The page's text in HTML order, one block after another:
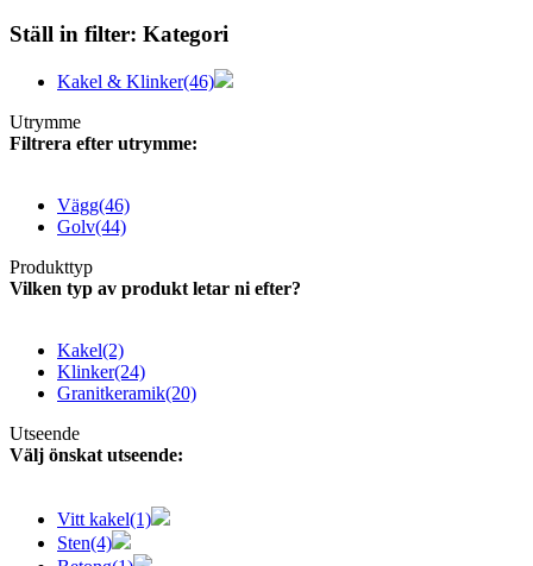
Ställ in filter: Kategori
Kakel & Klinker(46)
Utrymme
Filtrera efter utrymme:
Vägg(46)
Golv(44)
Produkttyp
Vilken typ av produkt letar ni efter?
Kakel(2)
Klinker(24)
Granitkeramik(20)
Utseende
Välj önskat utseende:
Vitt kakel(1)
Sten(4)